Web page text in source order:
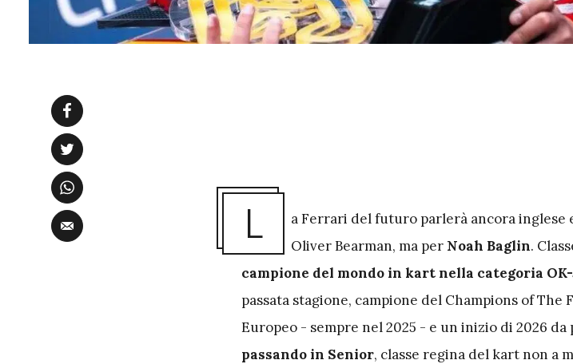
L
a Ferrari del futuro parlerà ancora inglese
Oliver Bearman, ma per Noah Baglin.
campione del mondo in kart nella categoria
passata stagione, campione del Champions of
Europeo - sempre nel 2025 - e un inizio di 2026 da
passando in Senior, classe regina del kart non a